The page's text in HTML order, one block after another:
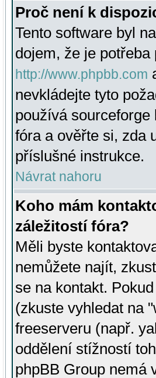
Proč není k
Tento software byl
dojem, že je
http://www.phpbb.com
nevkládejte tyto
používá
fóra a ověřte si, zda
příslušné instrukce.
Návrat nahoru
Koho mám
záležitostí fóra?
Měli byste
nemůžete najít,
se na kontakt.
(zkuste vyhledat na
freeserveru (např.
oddělení stížností
phpBB Group nemá